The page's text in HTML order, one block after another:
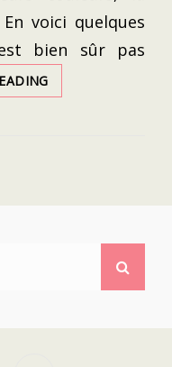
voici quelques
bien sûr pas
QUARTIERS
COLORÉS